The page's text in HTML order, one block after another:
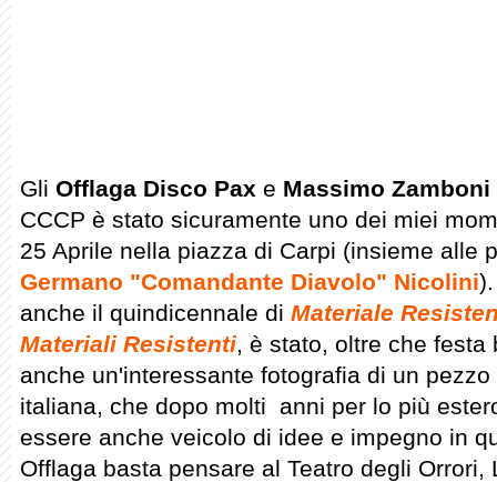
Gli Offlaga Disco Pax e Massimo Zamboni
CCCP è stato sicuramente uno dei miei
25 Aprile nella piazza di Carpi (insieme alle
Germano "Comandante Diavolo" Nicolini
anche il quindicennale di Materiale
Materiali Resistenti , è stato, oltre che
anche un'interessante fotografia di un
italiana, che dopo molti anni per lo più
essere anche veicolo di idee e impegno in
Offlaga basta pensare al Teatro degli Orrori,